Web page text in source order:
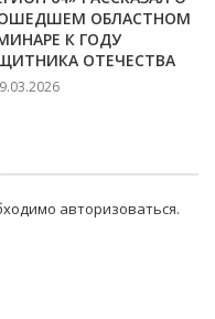
ОБЛАСТНОМ
К ГОДУ
ОТЕЧЕСТВА
авторизоваться.